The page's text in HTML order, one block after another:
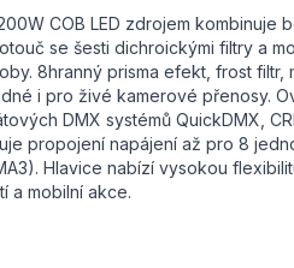
COB LED zdrojem
se šesti dichroickými filtry a
8hranný prisma efekt, frost
i pro živé kamerové přenosy.
DMX systémů QuickDMX,
propojení napájení až pro 8
Hlavice nabízí vysokou
a mobilní akce.